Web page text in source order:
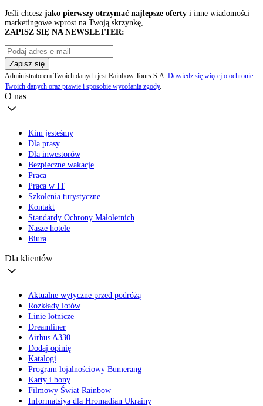
Jeśli chcesz jako pierwszy otrzymać najlepsze oferty i inne wiadomości
marketingowe wprost na Twoją skrzynkę,
ZAPISZ SIĘ NA NEWSLETTER:
Zapisz się
Administratorem Twoich danych jest Rainbow Tours S.A. Dowiedz się więcej o ochronie
Twoich danych oraz prawie i sposobie wycofania zgody.
O nas
Kim jesteśmy
Dla prasy
Dla inwestorów
Bezpieczne wakacje
Praca
Praca w IT
Szkolenia turystyczne
Kontakt
Standardy Ochrony Małoletnich
Nasze hotele
Biura
Dla klientów
Aktualne wytyczne przed podróżą
Rozkłady lotów
Linie lotnicze
Dreamliner
Airbus A330
Dodaj opinię
Katalogi
Program lojalnościowy Bumerang
Karty i bony
Filmowy Świat Rainbow
Informatsiya dla Hromadian Ukrainy